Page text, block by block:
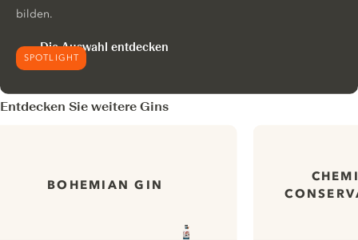
SPOTLIGHT
bilden.
Die Auswahl entdecken
Entdecken Sie weitere Gins
BOHEMIAN GIN